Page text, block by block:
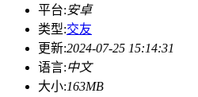
平台:安卓
类型:交友
更新:2024-07-25 15:14:31
语言:中文
大小:163MB